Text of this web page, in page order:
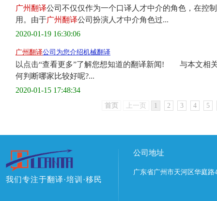
广州翻译公司不仅仅作为一个口译人才中介的角色，在控
用。由于广州翻译公司扮演人才中介角色过...
2020-01-19 16:30:06
广州翻译公司为您介绍机械翻译
以点击“查看更多”了解您想知道的翻译新闻! 与本文
何判断哪家比较好呢?...
2020-01-15 17:48:34
首页 上一页 1 2 3 4 5
我们专注于翻译·培训·移民
公司地址
广东省广州市天河区华庭